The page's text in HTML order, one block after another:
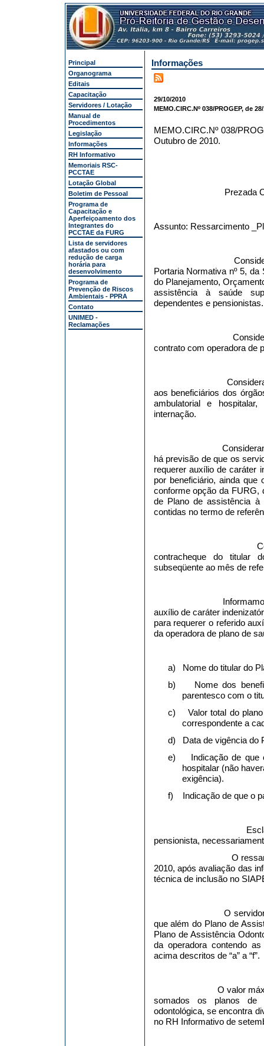
Principal
Organograma
Editais
Capacitação
Servidores / Lotação
Manual de
Procedimentos
Legislação
Informações
RH Informativo
Memoriais RSC-
PCCTAE
Lotação Global
Boletim de Pessoal
Programa de
Capacitação e
Aperfeiçoamento dos
Integrantes do
PCCTAE da FURG
Lista de servidores
afastados ou com
redução de carga
horária para
desenvolvimento
Programa de
Prevenção de Riscos
Ambientais - PPRA
Contato
UNIMED -
Reclamações
Informações
29/10/2010
MEMO.CIRC.Nº 038/PROGEP, de
MEMO.CIRC.Nº 038/
Outubro de 2010.
Prezada
Assunto: Ressarcimento
Portaria Normativa nº 5,
do Planejamento,
assistência à saúde
dependentes e pensionistas.
contrato com operadora de
aos beneficiários dos
ambulatorial e
internação.
há previsão de que os
requerer auxílio de caráter
por beneficiário, ainda que
conforme opção da FURG,
de Plano de assistência à
contidas no termo de
contracheque do titular
subseqüente ao mês de
auxílio de caráter
para requerer o referido
da operadora de plano de
a)
Nome do titular do
b)
Nome dos
parentesco com o
c)
Valor total do
correspondente a
d)
Data de vigência do
e)
Indicação de que
hospitalar (não
exigência).
f)
Indicação de que o
pensionista,
O
2010, após avaliação das
técnica de inclusão no
O
que além do Plano de
Plano de Assistência
da operadora contendo
acima descritos de “a” a “f”.
O valor
somados os planos de
odontológica, se encontra
no RH Informativo de